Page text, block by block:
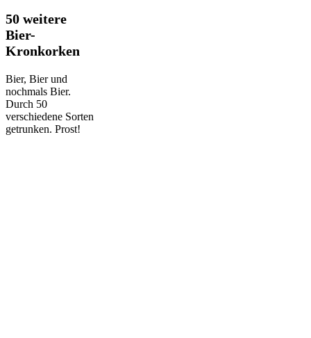
50
weitere
Bier-
Kronkorken
50 weitere
Bier-
Kronkorken
Bier, Bier und
nochmals Bier.
Durch 50
verschiedene Sorten
getrunken. Prost!